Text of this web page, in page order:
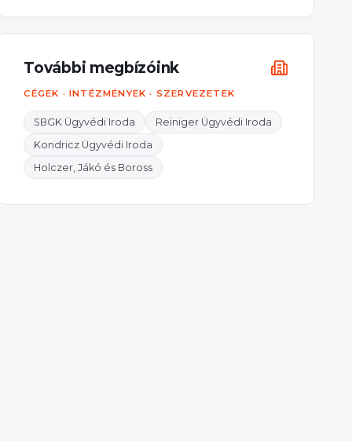
További megbízóink
CÉGEK · INTÉZMÉNYEK · SZERVEZETEK
SBGK Ügyvédi Iroda
Reiniger Ügyvédi Iroda
Kondricz Ügyvédi Iroda
Holczer, Jákó és Boross